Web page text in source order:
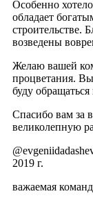
Особенно
обладает
строительстве.
возведены
Желаю вашей
процветания.
буду
Спасибо вам за
великолепную
2019 г.
важаемая